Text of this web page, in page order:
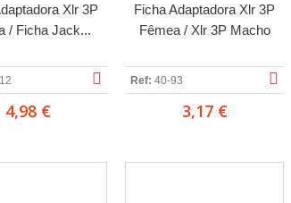
Xlr 3P
/ Ficha Jack...
4,98 €
Ficha Adaptadora Xlr 3P
Fêmea / Xlr 3P Macho
Ref: 40-93
3,17 €